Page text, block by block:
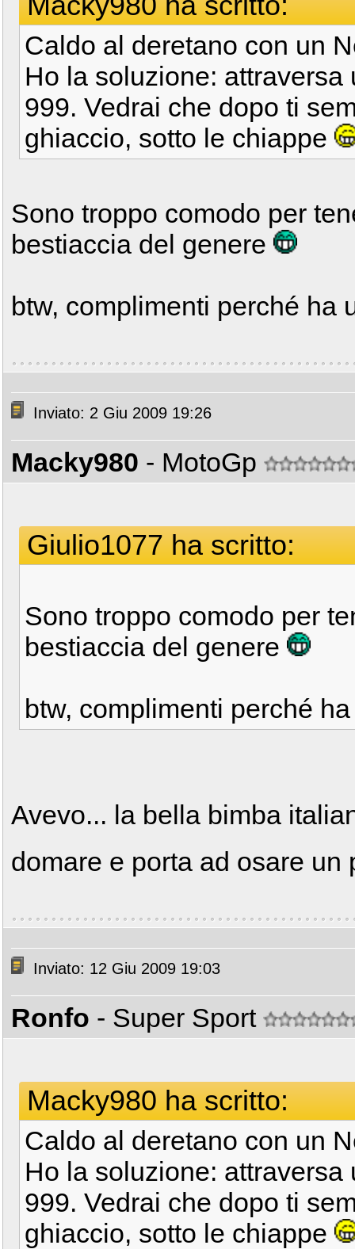
Caldo al deretano con un
Ho la soluzione:
999. Vedrai che dopo ti
ghiaccio, sotto le chiappe
Sono troppo comodo per
bestiaccia del genere
btw, complimenti perché ha
Inviato: 2 Giu 2009 19:26
Macky980 - MotoGp
Giulio1077 ha scritto:
Sono troppo comodo per
bestiaccia del genere
btw, complimenti perché
Avevo... la bella bimba
domare e porta ad osare
Inviato: 12 Giu 2009 19:03
Ronfo - Super Sport
Macky980 ha scritto:
Caldo al deretano con un
Ho la soluzione:
999. Vedrai che dopo ti
ghiaccio, sotto le chiappe